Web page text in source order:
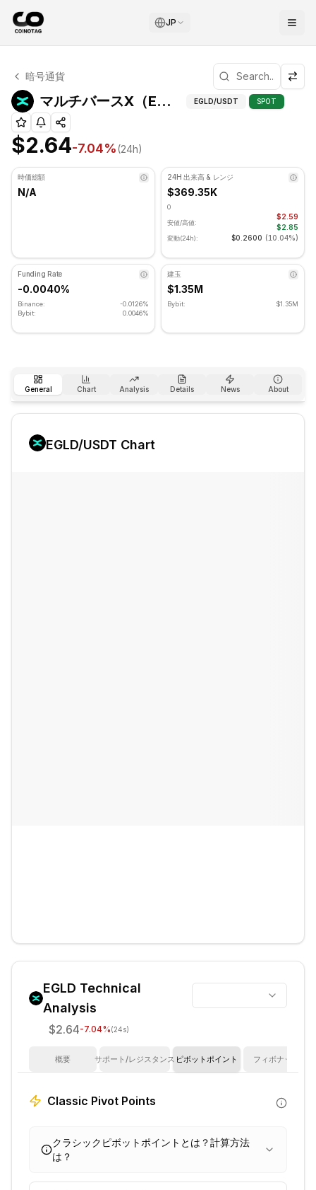
JP
マルチバースX テクニカル分析
マルチバースX 現在 $2.64 で取引されています. RSI指標
暗号通貨
マルチバースX（EGLD）ピボットポイント EGLD/USDT SPOT
$2.64-7.04%(24h)
時価総額
N/A
24H 出来高 & レンジ
$369.35K
0
安値/高値:
$2.59
$2.85
変動(24h): $0.2600 (10.04%)
Funding Rate
-0.0040%
Binance:
-0.0126%
Bybit:
0.0046%
建玉
$1.35M
Bybit: $1.35M
General Chart Analysis Details News About
EGLD/USDT Chart
EGLD Technical
Analysis
$2.64-7.04%(24s)
概要 サポート/レジスタンス ピボットポイント フィボナッチ
Classic Pivot Points
クラシックピボットポイントとは？計算方法
は？